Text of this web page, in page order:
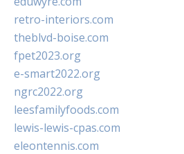
retro-interiors.com
theblvd-boise.com
fpet2023.org
e-smart2022.org
ngrc2022.org
leesfamilyfoods.com
lewis-lewis-cpas.com
eleontennis.com